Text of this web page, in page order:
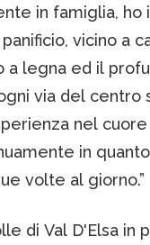
in famiglia, ho
vicino a
a legna ed il
via del centro
nel
in
volte al giorno.”
di Val D'Elsa in